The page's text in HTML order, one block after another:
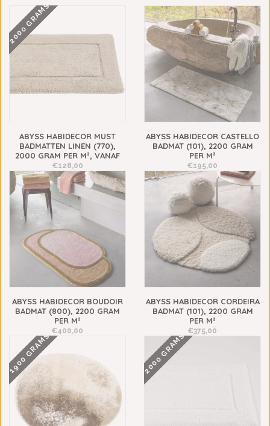
2000 GRAMS
ABYSS HABIDECOR MUST
BADMATTEN LINEN (770),
2000 GRAM PER M², VANAF
€128,00
ABYSS HABIDECOR CASTELLO
BADMAT (101), 2200 GRAM
PER M²
€195,00
ABYSS HABIDECOR BOUDOIR
BADMAT (800), 2200 GRAM
PER M²
€400,00
ABYSS HABIDECOR CORDEIRA
BADMAT (101), 2200 GRAM
PER M²
€375,00
1900 GRAMS 2000 GRAMS